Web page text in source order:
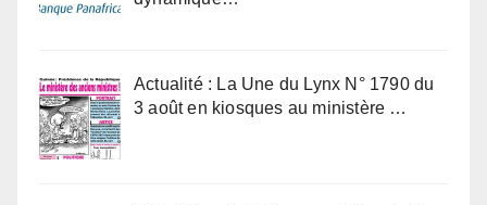
Actualité : La Une du Lynx N° 1790 du
3 août en kiosques au ministère …